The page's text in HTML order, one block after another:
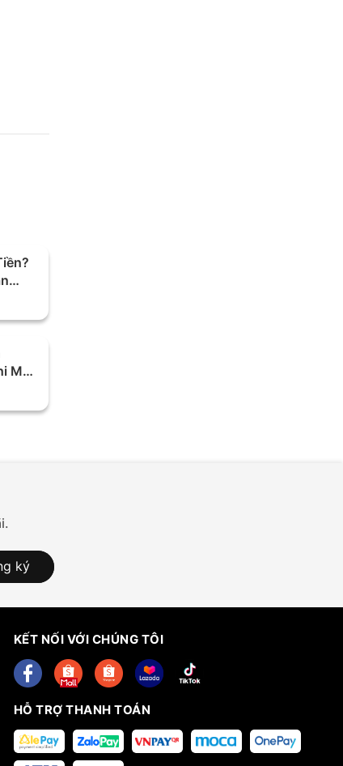
Mất
ký
KẾT NỐI VỚI CHÚNG TÔI
HỖ TRỢ THANH TOÁN